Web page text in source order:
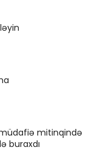
mitinqində
buraxdı